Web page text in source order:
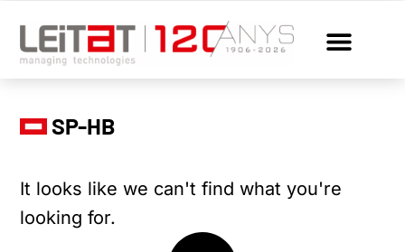
SP-HB
It looks like we can't find what you're
looking for.